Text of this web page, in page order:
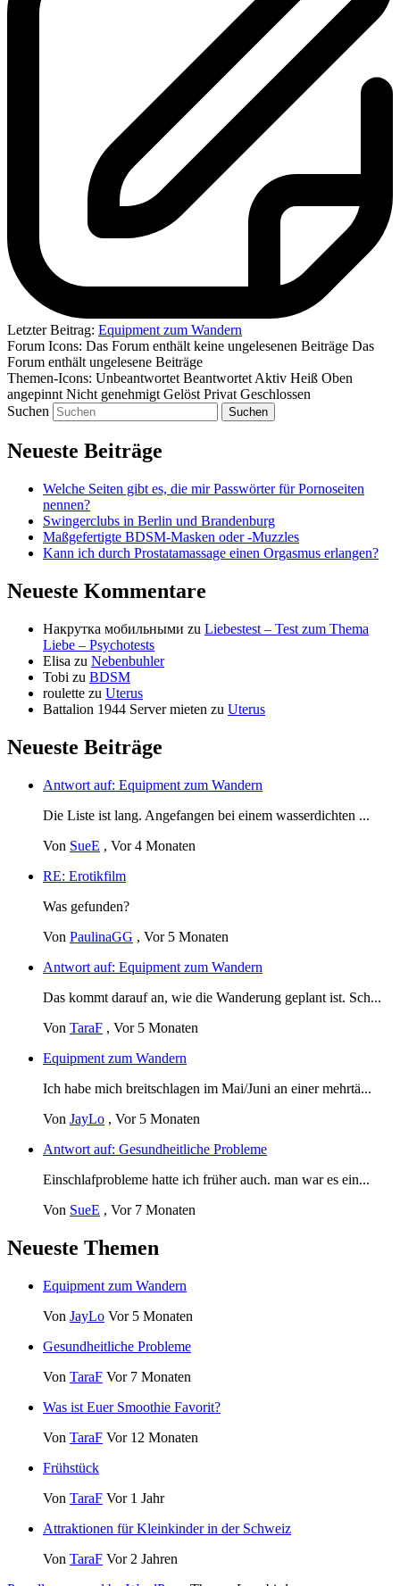
Letzter Beitrag: Equipment zum Wandern
Forum Icons: Das Forum enthält keine ungelesenen Beiträge Das
Forum enthält ungelesene Beiträge
Themen-Icons: Unbeantwortet Beantwortet Aktiv Heiß Oben
angepinnt Nicht genehmigt Gelöst Privat Geschlossen
Suchen
Neueste Beiträge
Welche Seiten gibt es, die mir Passwörter für Pornoseiten
nennen?
Swingerclubs in Berlin und Brandenburg
Maßgefertigte BDSM-Masken oder -Muzzles
Kann ich durch Prostatamassage einen Orgasmus erlangen?
Neueste Kommentare
Накрутка мобильными zu Liebestest – Test zum Thema
Liebe – Psychotests
Elisa zu Nebenbuhler
Tobi zu BDSM
roulette zu Uterus
Battalion 1944 Server mieten zu Uterus
Neueste Beiträge
Antwort auf: Equipment zum Wandern
Die Liste ist lang. Angefangen bei einem wasserdichten ...
Von SueE , Vor 4 Monaten
RE: Erotikfilm
Was gefunden?
Von PaulinaGG , Vor 5 Monaten
Antwort auf: Equipment zum Wandern
Das kommt darauf an, wie die Wanderung geplant ist. Sch...
Von TaraF , Vor 5 Monaten
Equipment zum Wandern
Ich habe mich breitschlagen im Mai/Juni an einer mehrtä...
Von JayLo , Vor 5 Monaten
Antwort auf: Gesundheitliche Probleme
Einschlafprobleme hatte ich früher auch. man war es ein...
Von SueE , Vor 7 Monaten
Neueste Themen
Equipment zum Wandern
Von JayLo Vor 5 Monaten
Gesundheitliche Probleme
Von TaraF Vor 7 Monaten
Was ist Euer Smoothie Favorit?
Von TaraF Vor 12 Monaten
Frühstück
Von TaraF Vor 1 Jahr
Attraktionen für Kleinkinder in der Schweiz
Von TaraF Vor 2 Jahren